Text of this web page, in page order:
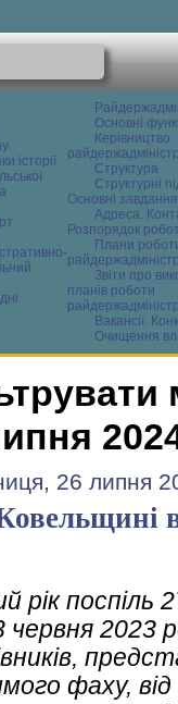
історії
Основні
Керівництво
Структура
Структурні
Основні завдання
Адреса.
Розпорядок
Плани
Звіти про
планів роботи
Вакансії.
Очищення
26 липня
рік поспіль
червня 2023
фаху,